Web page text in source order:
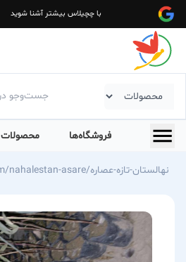
با چچیلاس بیشتر آشنا شوید
فروشگاه‌ها محصولات
https://chechilas.com/nahalestan-asare/نهالستان-تازه-عصاره